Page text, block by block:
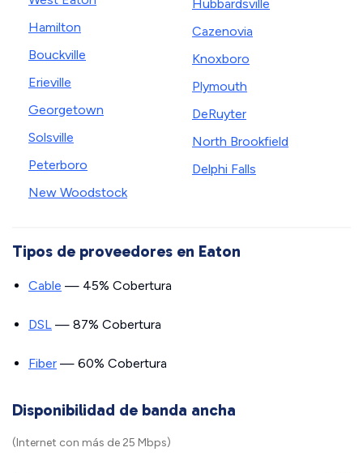
Hamilton
Bouckville
Erieville
Georgetown
Solsville
Peterboro
New Woodstock
Hubbardsville
Cazenovia
Knoxboro
Plymouth
DeRuyter
North Brookfield
Delphi Falls
Tipos de proveedores en Eaton
Cable — 45% Cobertura
DSL — 87% Cobertura
Fiber — 60% Cobertura
Disponibilidad de banda ancha
(Internet con más de 25 Mbps)